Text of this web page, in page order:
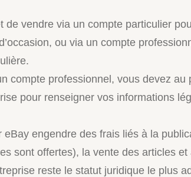
de vendre via un compte particulier
ou via un compte
compte professionnel, vous devez au
pour renseigner vos informations
eBay engendre des frais liés à la
sont offertes), la vente des articles
reste le statut juridique le plus